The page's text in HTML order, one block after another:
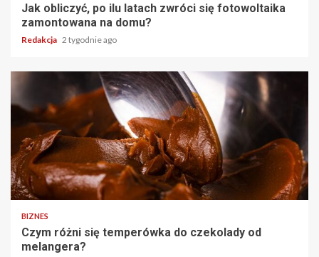
Jak obliczyć, po ilu latach zwróci się fotowoltaika
zamontowana na domu?
Redakcja 2 tygodnie ago
BIZNES
Czym różni się temperówka do czekolady od
melangera?